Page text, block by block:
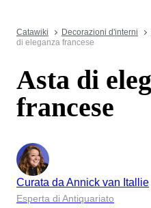
Catawiki Decorazioni d'interni
di eleganza francese
Asta di
francese
Curata da Annick van Itallie
Esperta di Antiquariato